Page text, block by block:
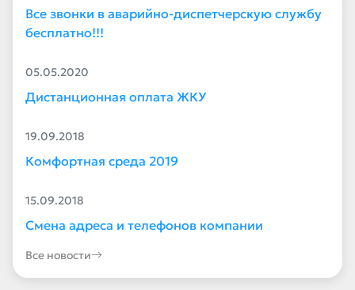
Все звонки в аварийно-диспетчерскую службу
бесплатно!!!
05.05.2020
Дистанционная оплата ЖКУ
19.09.2018
Комфортная среда 2019
15.09.2018
Смена адреса и телефонов компании
Все новости